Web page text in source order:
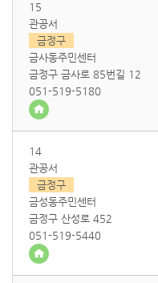
15
관공서
금정구
금사동주민센터
금정구 금사로 85번길 12
051-519-5180
14
관공서
금정구
금성동주민센터
금정구 산성로 452
051-519-5440